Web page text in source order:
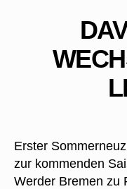
Erster
zur kommenden
Werder Bremen zu